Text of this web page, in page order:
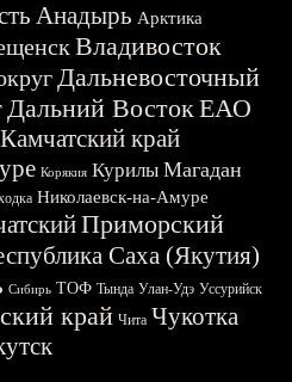
Анадырь Арктика
Владивосток
Дальневосточный
Дальний ВостокЕАО
Камчатский край
Корякия Курилы Магадан
Николаевск-на-Амуре
Приморский
Саха (Якутия)
Сибирь ТОФ Тында Улан-Удэ Уссурийск
край Чита Чукотка